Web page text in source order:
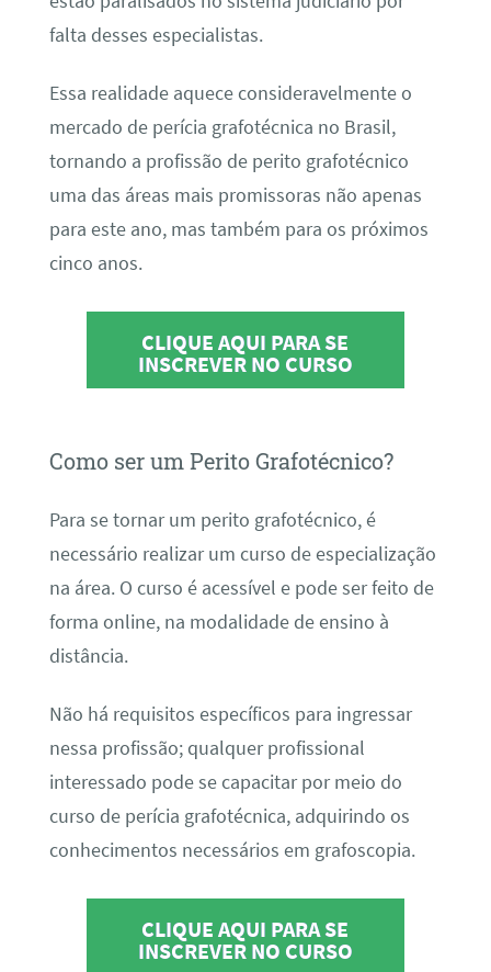
falta desses especialistas.
Essa realidade aquece consideravelmente o
mercado de perícia grafotécnica no Brasil,
tornando a profissão de perito grafotécnico
uma das áreas mais promissoras não apenas
para este ano, mas também para os próximos
cinco anos.
CLIQUE AQUI PARA SE
INSCREVER NO CURSO
Como ser um Perito Grafotécnico?
Para se tornar um perito grafotécnico, é
necessário realizar um curso de especialização
na área. O curso é acessível e pode ser feito de
forma online, na modalidade de ensino à
distância.
Não há requisitos específicos para ingressar
nessa profissão; qualquer profissional
interessado pode se capacitar por meio do
curso de perícia grafotécnica, adquirindo os
conhecimentos necessários em grafoscopia.
CLIQUE AQUI PARA SE
INSCREVER NO CURSO